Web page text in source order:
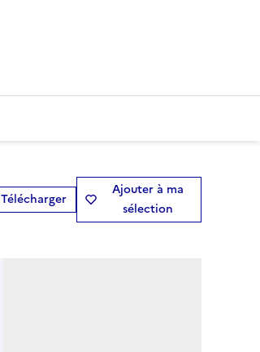
Télécharger
Ajouter à ma
sélection